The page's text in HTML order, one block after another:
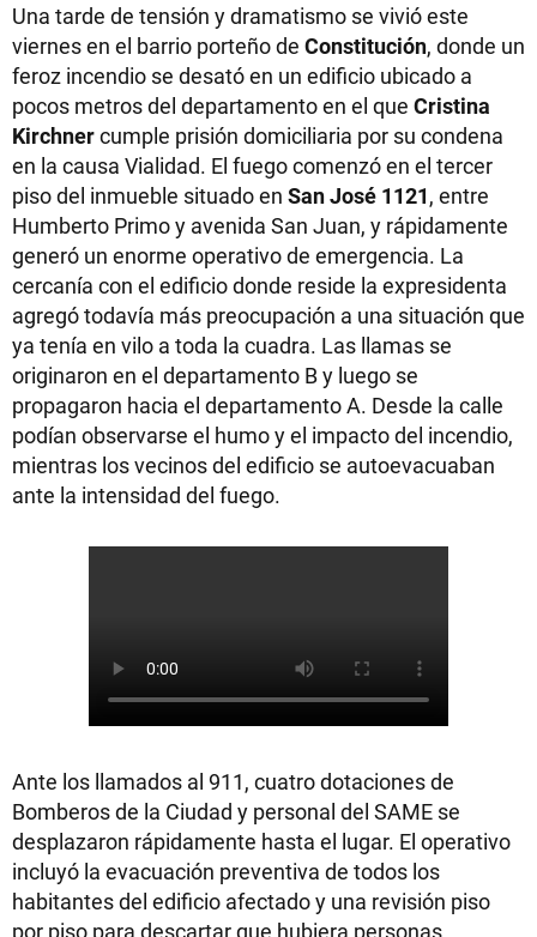
Una tarde de tensión y dramatismo se vivió este
viernes en el barrio porteño de Constitución, donde un
feroz incendio se desató en un edificio ubicado a
pocos metros del departamento en el que Cristina
Kirchnercumple prisión domiciliaria por su condena
en la causa Vialidad. El fuego comenzó en el tercer
piso del inmueble situado en San José 1121, entre
Humberto Primo y avenida San Juan, y rápidamente
generó un enorme operativo de emergencia. La
cercanía con el edificio donde reside la expresidenta
agregó todavía más preocupación a una situación que
ya tenía en vilo a toda la cuadra. Las llamas se
originaron en el departamento B y luego se
propagaron hacia el departamento A. Desde la calle
podían observarse el humo y el impacto del incendio,
mientras los vecinos del edificio se autoevacuaban
ante la intensidad del fuego.
Ante los llamados al 911, cuatro dotaciones de
Bomberos de la Ciudad y personal del SAME se
desplazaron rápidamente hasta el lugar. El operativo
incluyó la evacuación preventiva de todos los
habitantes del edificio afectado y una revisión piso